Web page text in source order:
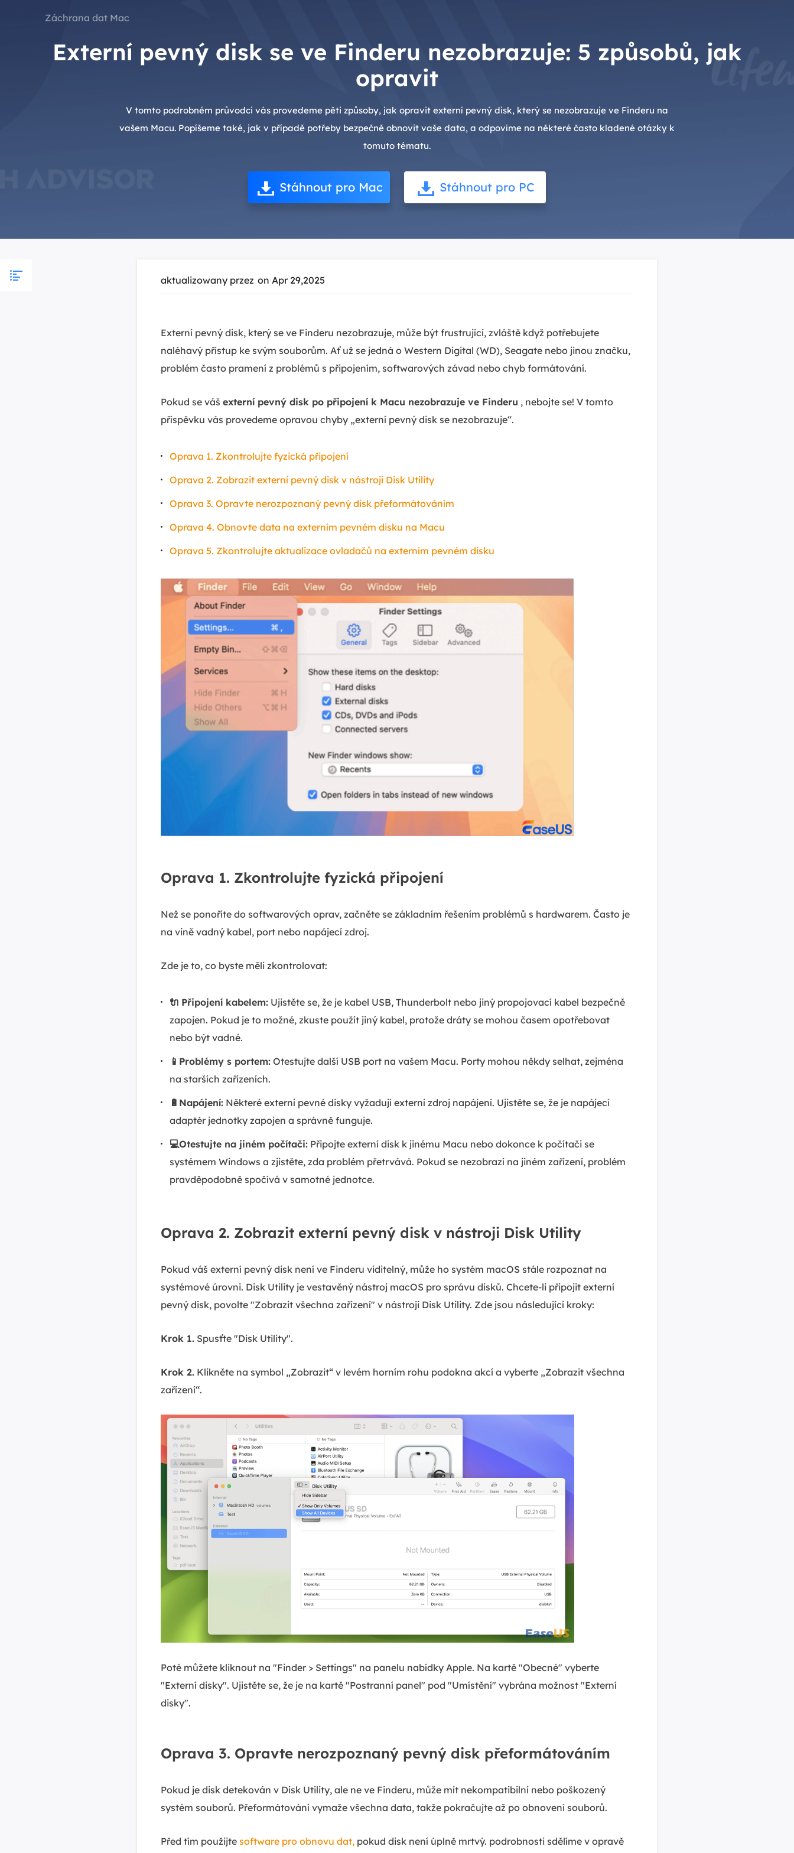
Záchrana dat Mac
Externí pevný disk se ve Finderu nezobrazuje: 5 způsobů, jak
opravit
V tomto podrobném průvodci vás provedeme pěti způsoby, jak opravit externí pevný disk, který se nezobrazuje ve Finderu na
vašem Macu. Popíšeme také, jak v případě potřeby bezpečně obnovit vaše data, a odpovíme na některé často kladené otázky k
tomuto tématu.
Stáhnout pro Mac Stáhnout pro PC
aktualizowany przez on Apr 29,2025
Externí pevný disk, který se ve Finderu nezobrazuje, může být frustrující, zvláště když potřebujete
naléhavý přístup ke svým souborům. Ať už se jedná o Western Digital (WD), Seagate nebo jinou značku,
problém často pramení z problémů s připojením, softwarových závad nebo chyb formátování.
Pokud se váš externí pevný disk po připojení k Macu nezobrazuje ve Finderu , nebojte se! V tomto
příspěvku vás provedeme opravou chyby „externí pevný disk se nezobrazuje“.
Oprava 1. Zkontrolujte fyzická připojení
Oprava 2. Zobrazit externí pevný disk v nástroji Disk Utility
Oprava 3. Opravte nerozpoznaný pevný disk přeformátováním
Oprava 4. Obnovte data na externím pevném disku na Macu
Oprava 5. Zkontrolujte aktualizace ovladačů na externím pevném disku
Oprava 1. Zkontrolujte fyzická připojení
Než se ponoříte do softwarových oprav, začněte se základním řešením problémů s hardwarem. Často je
na vině vadný kabel, port nebo napájecí zdroj.
Zde je to, co byste měli zkontrolovat:
🔌 Připojení kabelem: Ujistěte se, že je kabel USB, Thunderbolt nebo jiný propojovací kabel bezpečně
zapojen. Pokud je to možné, zkuste použít jiný kabel, protože dráty se mohou časem opotřebovat
nebo být vadné.
📱Problémy s portem: Otestujte další USB port na vašem Macu. Porty mohou někdy selhat, zejména
na starších zařízeních.
🔋Napájení: Některé externí pevné disky vyžadují externí zdroj napájení. Ujistěte se, že je napájecí
adaptér jednotky zapojen a správně funguje.
💻Otestujte na jiném počítači: Připojte externí disk k jinému Macu nebo dokonce k počítači se
systémem Windows a zjistěte, zda problém přetrvává. Pokud se nezobrazí na jiném zařízení, problém
pravděpodobně spočívá v samotné jednotce.
Oprava 2. Zobrazit externí pevný disk v nástroji Disk Utility
Pokud váš externí pevný disk není ve Finderu viditelný, může ho systém macOS stále rozpoznat na
systémové úrovni. Disk Utility je vestavěný nástroj macOS pro správu disků. Chcete-li připojit externí
pevný disk, povolte "Zobrazit všechna zařízení" v nástroji Disk Utility. Zde jsou následující kroky:
Krok 1. Spusťte "Disk Utility".
Krok 2. Klikněte na symbol „Zobrazit“ v levém horním rohu podokna akcí a vyberte „Zobrazit všechna
zařízení“.
Poté můžete kliknout na "Finder > Settings" na panelu nabídky Apple. Na kartě "Obecné" vyberte
"Externí disky". Ujistěte se, že je na kartě "Postranní panel" pod "Umístění" vybrána možnost "Externí
disky".
Oprava 3. Opravte nerozpoznaný pevný disk přeformátováním
Pokud je disk detekován v Disk Utility, ale ne ve Finderu, může mít nekompatibilní nebo poškozený
systém souborů. Přeformátování vymaže všechna data, takže pokračujte až po obnovení souborů.
Před tím použijte software pro obnovu dat, pokud disk není úplně mrtvý. podrobnosti sdělíme v opravě